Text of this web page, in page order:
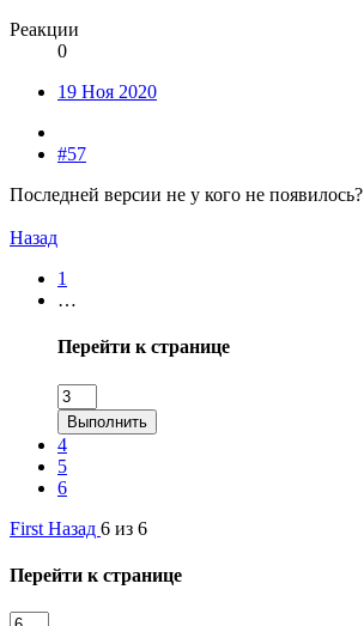
Реакции
0
19 Ноя 2020
#57
Последней версии не у кого не появилось?
Назад
1
…
Перейти к странице
Выполнить
4
5
6
First Назад 6 из 6
Перейти к странице